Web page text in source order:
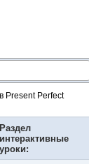
Present Perfect
Раздел
интерактивные
уроки: